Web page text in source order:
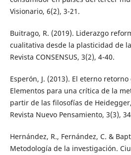
Visionario, 6(2), 3-21.
Buitrago, R. (2019). Liderazgo
cualitativa desde la plasticidad de
Revista CONSENSUS, 3(2), 4-40.
Esperón, J. (2013). El eterno
Elementos para una crítica de la
partir de las filosofías de
Revista Nuevo Pensamiento, 3(3),
Hernández, R., Fernández, C. &
Metodología de la investigación.